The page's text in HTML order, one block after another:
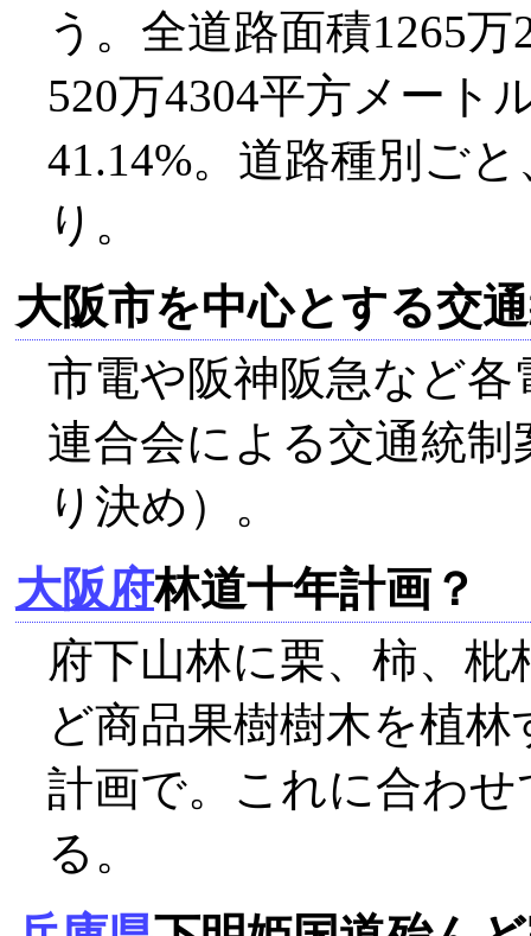
う。全道路面積1265
520万4304平方メート
41.14%。道路種別ご
り。
大阪市を中心とする交
市電や阪神阪急など
連合会による交通統
り決め）。
大阪府林道十年計画？
府下山林に栗、柿、
ど商品果樹樹木を植
計画で。これに合わ
る。